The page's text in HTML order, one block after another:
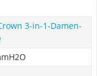
3-in-1-Damen-